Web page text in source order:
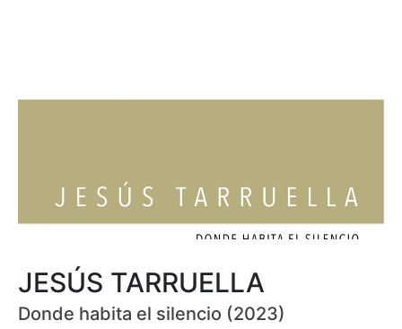
JESÚS TARRUELLA
Donde habita el silencio (2023)